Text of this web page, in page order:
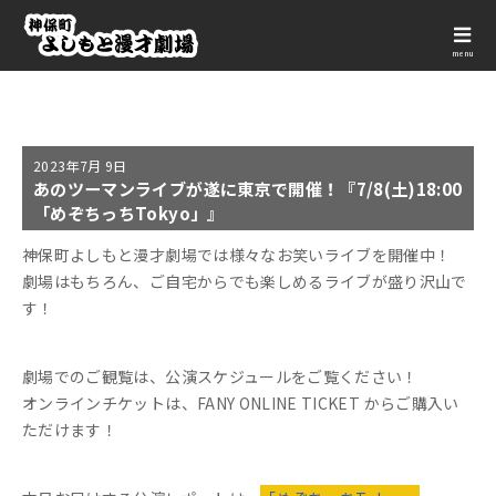
menu
2023年7月 9日
あのツーマンライブが遂に東京で開催！『7/8(土)18:00
「めぞちっちTokyo」』
神保町よしもと漫才劇場では様々なお笑いライブを開催中！
劇場はもちろん、ご自宅からでも楽しめるライブが盛り沢山で
す！
劇場でのご観覧は、公演スケジュールをご覧ください！
オンラインチケットは、FANY ONLINE TICKET からご購入い
ただけます！